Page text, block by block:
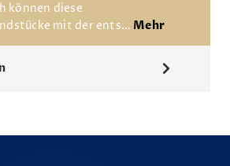
können diese
mit der ents… Mehr